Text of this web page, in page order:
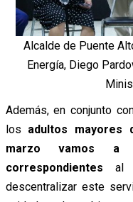
Alcalde de Puente
Energía, Diego
Además, en conjunto
los adultos mayores
marzo vamos a
correspondientes al
descentralizar este